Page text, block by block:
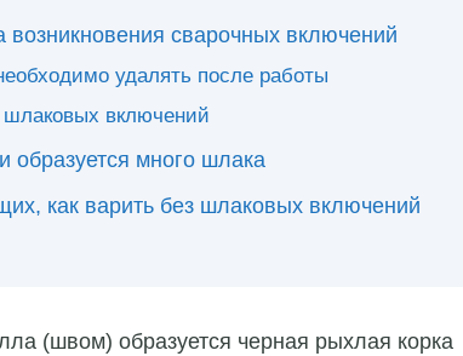
сварочных включений
удалять после работы
включений
образуется много шлака
как варить без шлаковых включений
(швом) образуется черная рыхлая корка